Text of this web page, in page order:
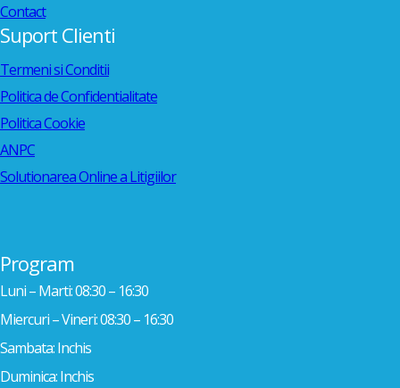
Contact
Suport Clienti
Termeni si Conditii
Politica de Confidentialitate
Politica Cookie
ANPC
Solutionarea Online a Litigiilor
Program
Luni – Marti: 08:30 – 16:30
Miercuri – Vineri: 08:30 – 16:30
Sambata: Inchis
Duminica: Inchis